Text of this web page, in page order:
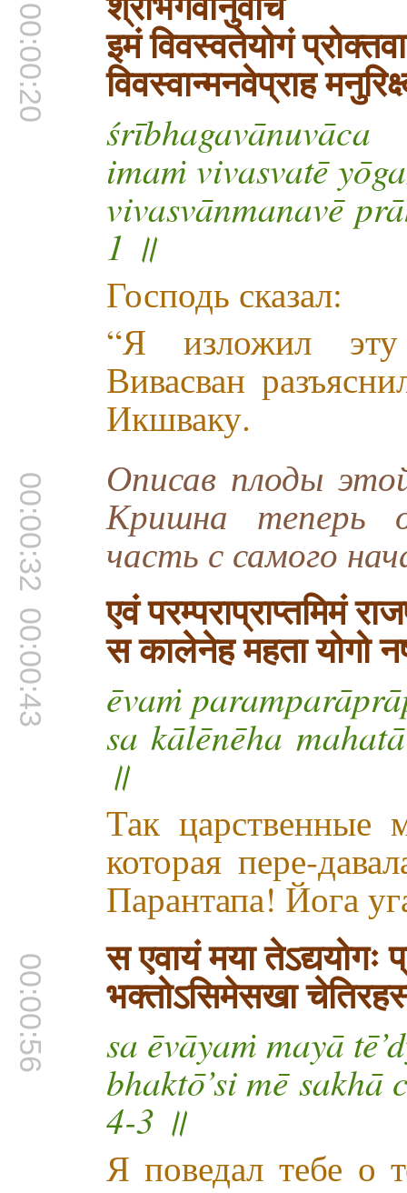
00:00:20
श्रीभगवानुवाच
इमं विवस्वतेयोगं
विवस्वान्मनवेप्राह
śrībhagavānuvāca
imaṁ vivasvatē
vivasvānmanavē
1 ॥
Господь сказал:
“Я изложил
Вивасван
Икшваку.
00:00:32 Описав плоды
Кришна теперь
часть с самого
00:00:43
एवं परम्पराप्राप्तमिमं
स कालेनेह महता योगो
ēvaṁ
sa kālēnēha
॥
Так царственные
которая пере-
Парантапа! Йога
00:00:56
स एवायं मया तेऽद्ययोगः
भक्तोऽसिमेसखा
sa ēvāyaṁ mayā
bhaktō’si mē
4-3 ॥
Я поведал тебе о